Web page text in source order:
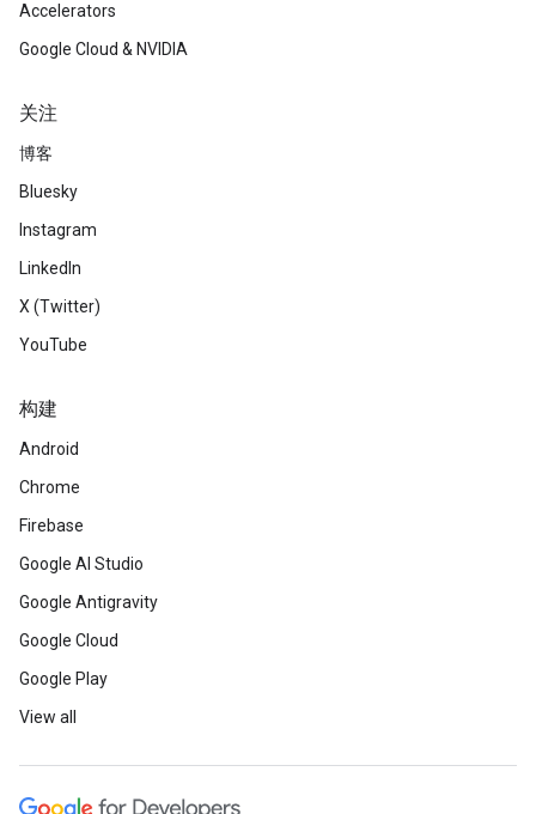
Accelerators
Google Cloud & NVIDIA
关注
博客
Bluesky
Instagram
LinkedIn
X (Twitter)
YouTube
构建
Android
Chrome
Firebase
Google AI Studio
Google Antigravity
Google Cloud
Google Play
View all